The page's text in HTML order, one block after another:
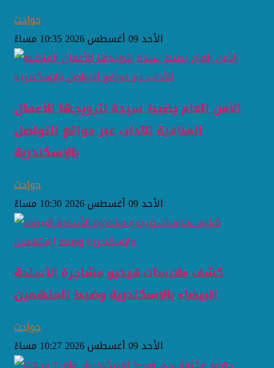
حوادث
الأحد 09 أغسطس 2026 10:35 مساءً
الأمن العام يضبط سيدة لترويجها للأعمال
المنافية للآداب عبر مواقع التواصل
بالإسكندرية
حوادث
الأحد 09 أغسطس 2026 10:30 مساءً
كشف ملابسات فيديو مشاجرة الأسلحة
البيضاء بالإسكندرية وضبط المتهمين
حوادث
الأحد 09 أغسطس 2026 10:27 مساءً